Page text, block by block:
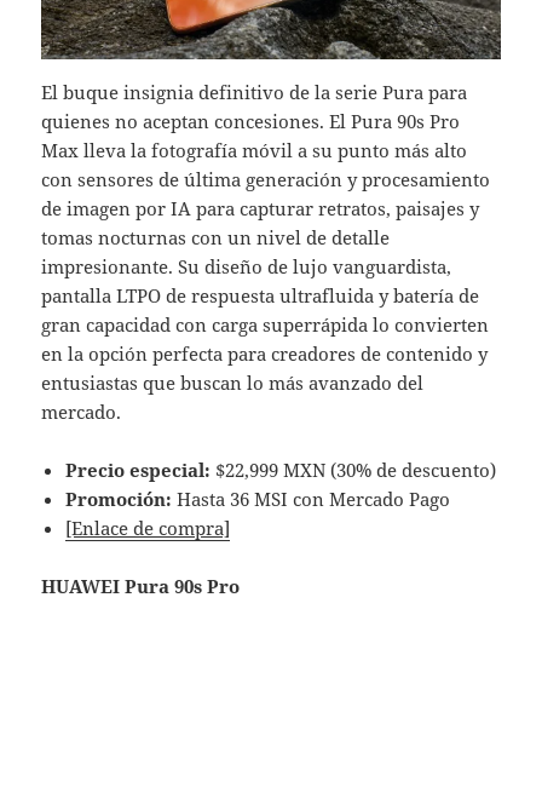
El buque insignia definitivo de la serie Pura para
quienes no aceptan concesiones. El Pura 90s Pro
Max lleva la fotografía móvil a su punto más alto
con sensores de última generación y procesamiento
de imagen por IA para capturar retratos, paisajes y
tomas nocturnas con un nivel de detalle
impresionante. Su diseño de lujo vanguardista,
pantalla LTPO de respuesta ultrafluida y batería de
gran capacidad con carga superrápida lo convierten
en la opción perfecta para creadores de contenido y
entusiastas que buscan lo más avanzado del
mercado.
Precio especial: $22,999 MXN (30% de descuento)
Promoción: Hasta 36 MSI con Mercado Pago
[Enlace de compra]
HUAWEI Pura 90s Pro